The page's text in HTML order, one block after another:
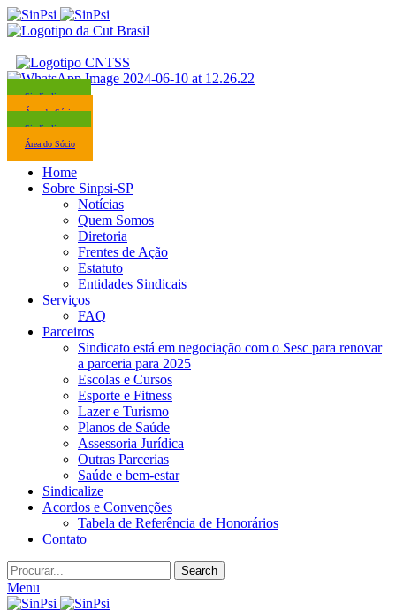
Sindicalize-se
Área do Sócio
Sindicalize-se
Área do Sócio
Home
Sobre Sinpsi-SP
Notícias
Quem Somos
Diretoria
Frentes de Ação
Estatuto
Entidades Sindicais
Serviços
FAQ
Parceiros
Sindicato está em negociação com o Sesc para renovar
a parceria para 2025
Escolas e Cursos
Esporte e Fitness
Lazer e Turismo
Planos de Saúde
Assessoria Jurídica
Outras Parcerias
Saúde e bem-estar
Sindicalize
Acordos e Convenções
Tabela de Referência de Honorários
Contato
Search
Menu